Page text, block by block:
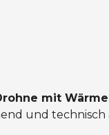
mit
und technisch